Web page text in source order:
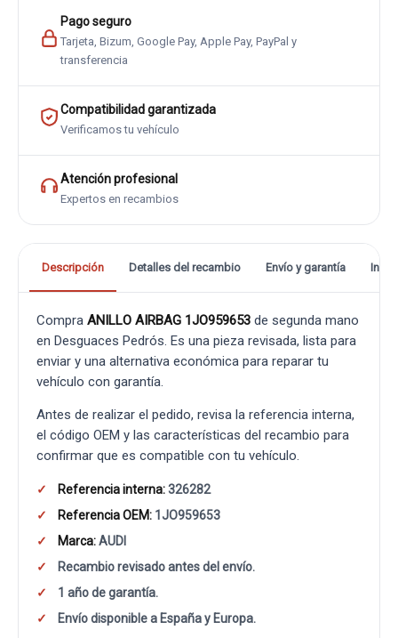
Pago seguro
Tarjeta, Bizum, Google Pay, Apple Pay, PayPal y
transferencia
Compatibilidad garantizada
Verificamos tu vehículo
Atención profesional
Expertos en recambios
Descripción Detalles del recambio Envío y garantía
Compra ANILLO AIRBAG 1JO959653 de segunda mano
en Desguaces Pedrós. Es una pieza revisada, lista para
enviar y una alternativa económica para reparar tu
vehículo con garantía.
Antes de realizar el pedido, revisa la referencia interna,
el código OEM y las características del recambio para
confirmar que es compatible con tu vehículo.
Referencia interna:326282
Referencia OEM: 1JO959653
Marca:AUDI
Recambio revisado antes del envío.
1 año de garantía.
Envío disponible a España y Europa.